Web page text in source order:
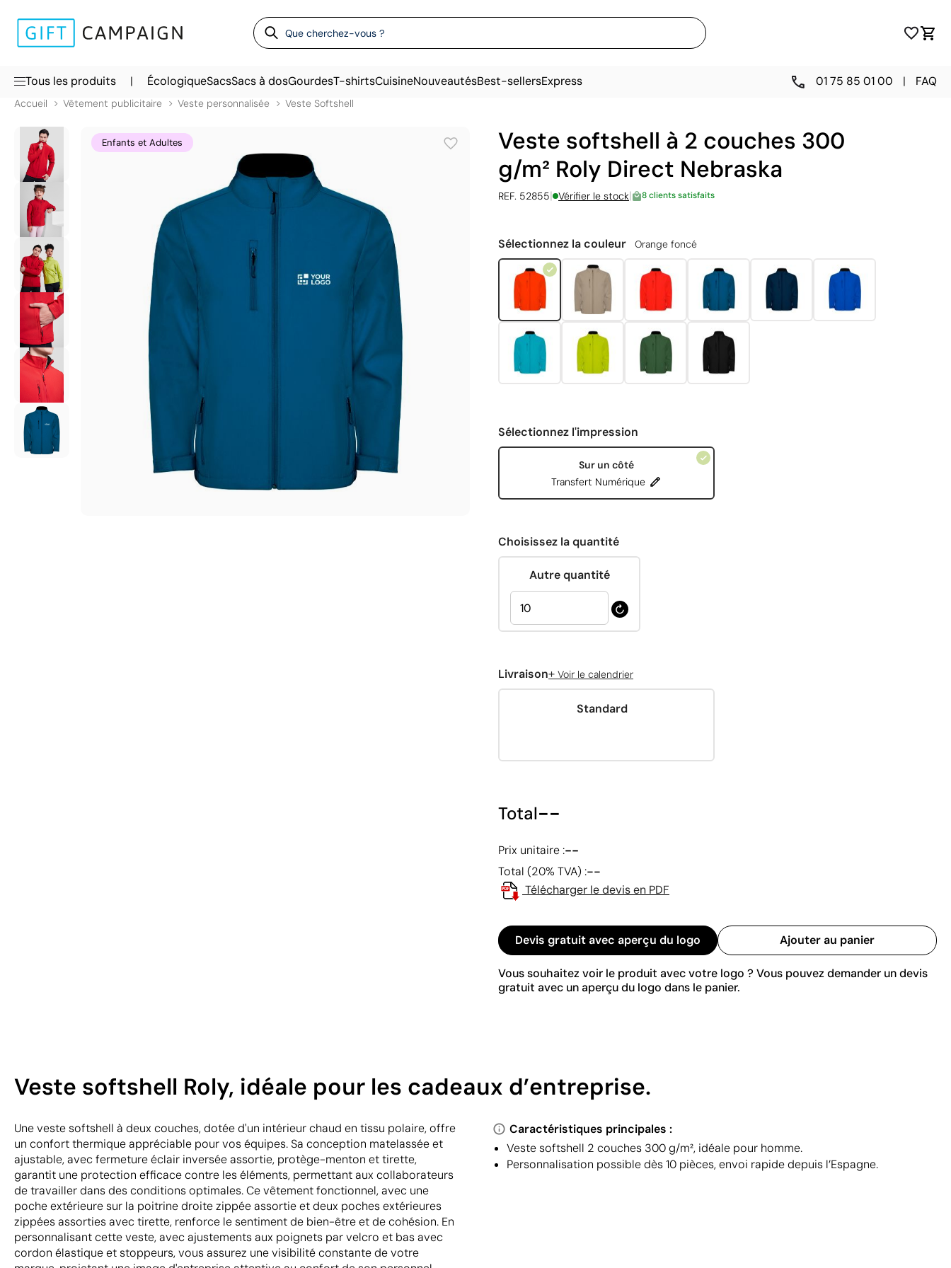
Tous les produits | ÉcologiqueSacsSacs à dosGourdesT-shirtsCuisineNouveautésBest-sellersExpress 01 75 85 01 00 | FAQ
Accueil Vêtement publicitaire Veste personnalisée Veste Softshell
Enfants et Adultes
Veste softshell à 2 couches 300
g/m² Roly Direct Nebraska
REF. 52855| Vérifier le stock| 8 clients satisfaits
Sélectionnez la couleur Orange foncé
Sélectionnez l'impression
Sur un côté
Transfert Numérique
Choisissez la quantité
Autre quantité
Livraison+ Voir le calendrier
Standard
Total--
Prix unitaire :--
Total (20% TVA) :--
Télécharger le devis en PDF
Devis gratuit avec aperçu du logo Ajouter au panier
Vous souhaitez voir le produit avec votre logo ? Vous pouvez demander un devis
gratuit avec un aperçu du logo dans le panier.
Veste softshell Roly, idéale pour les cadeaux d’entreprise.
Une veste softshell à deux couches, dotée d'un intérieur chaud en tissu polaire, offre
un confort thermique appréciable pour vos équipes. Sa conception matelassée et
ajustable, avec fermeture éclair inversée assortie, protège-menton et tirette,
garantit une protection efficace contre les éléments, permettant aux collaborateurs
de travailler dans des conditions optimales. Ce vêtement fonctionnel, avec une
poche extérieure sur la poitrine droite zippée assortie et deux poches extérieures
zippées assorties avec tirette, renforce le sentiment de bien-être et de cohésion. En
personnalisant cette veste, avec ajustements aux poignets par velcro et bas avec
cordon élastique et stoppeurs, vous assurez une visibilité constante de votre
Caractéristiques principales :
Veste softshell 2 couches 300 g/m², idéale pour homme.
Personnalisation possible dès 10 pièces, envoi rapide depuis l’Espagne.